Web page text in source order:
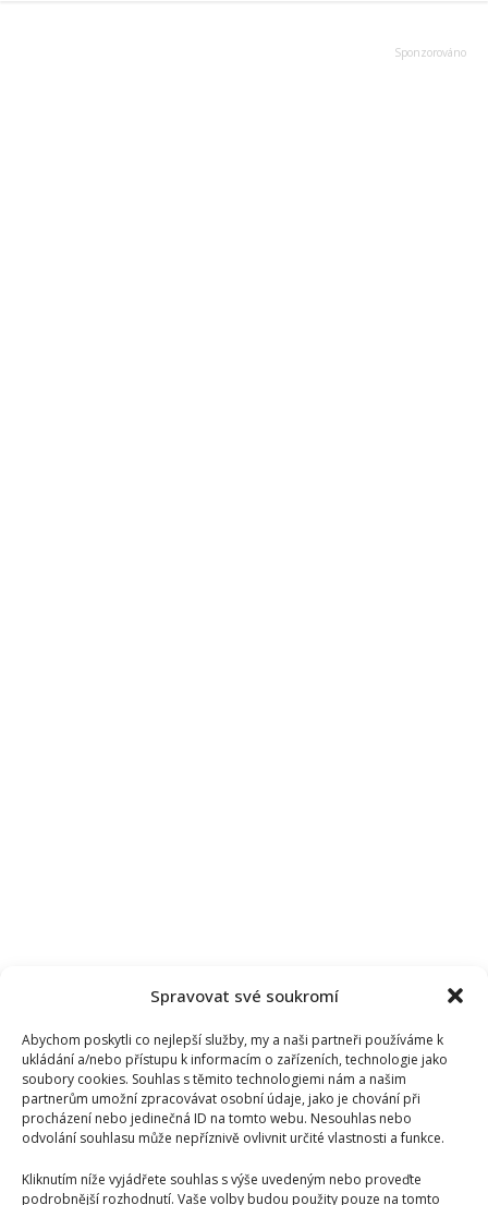
Spravovat své soukromí
Abychom poskytli co nejlepší služby, my a naši partneři používáme k
ukládání a/nebo přístupu k informacím o zařízeních, technologie jako
soubory cookies. Souhlas s těmito technologiemi nám a našim
partnerům umožní zpracovávat osobní údaje, jako je chování při
procházení nebo jedinečná ID na tomto webu. Nesouhlas nebo
odvolání souhlasu může nepříznivě ovlivnit určité vlastnosti a funkce.
Kliknutím níže vyjádřete souhlas s výše uvedeným nebo proveďte
podrobnější rozhodnutí. Vaše volby budou použity pouze na tomto